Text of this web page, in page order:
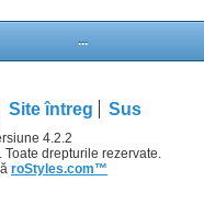
...
Site întreg Sus
4.2.2
drepturile rezervate.
roStyles.com™